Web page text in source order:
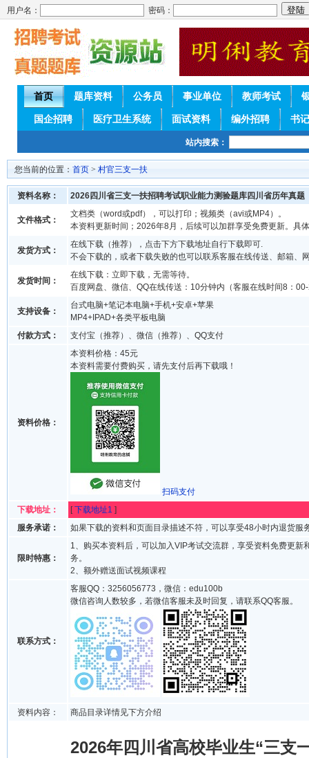
用户名： 密码：
首页 题库资料 公务员 事业单位 教师考试
国企招聘 医疗卫生系统 面试资料 编外招聘 书
站内搜索：
您当前的位置： 首页 > 村官三支一扶
资料名称： 2026四川省三支一扶招聘考试职业能力测验题库四川省历年真题
文件格式：
文档类（word或pdf），可以打印；视频类（avi或MP4）。
本资料更新时间；2026年8月，后续可以加群享受免费更新。具
发货方式：
在线下载（推荐），点击下方下载地址自行下载即可.
不会下载的，或者下载失败的也可以联系客服在线传送、邮箱、
发货时间：
在线下载：立即下载，无需等待。
百度网盘、微信、QQ在线传送：10分钟内（客服在线时间8：
支持设备：
台式电脑+笔记本电脑+手机+安卓+苹果
MP4+IPAD+各类平板电脑
付款方式：
支付宝（推荐）、微信（推荐）、QQ支付
资料价格：
本资料价格：45元
本资料需要付费购买，请先支付后再下载哦！
扫码支付
下载地址：
[下载地址1 ]
服务承诺：
如果下载的资料和页面目录描述不符，可以享受48小时内退货服
限时特惠：
1、购买本资料后，可以加入VIP考试交流群，享受资料免费更新
务。
2、额外赠送面试视频课程
联系方式：
客服QQ：3256056773，微信：edu100b
微信咨询人数较多，若微信客服未及时回复，请联系QQ客服。
资料内容： 商品目录详情见下方介绍
2026年四川省高校毕业生“三支